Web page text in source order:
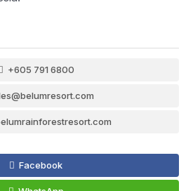
+605 791 6800
Facebook